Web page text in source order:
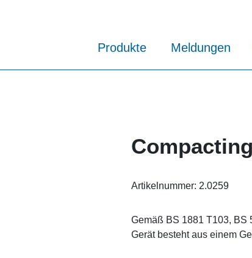
Produkte Meldungen
Artikelnummer: 2.0259
Gemäß BS 1881 T103, BS
Gerät besteht aus einem